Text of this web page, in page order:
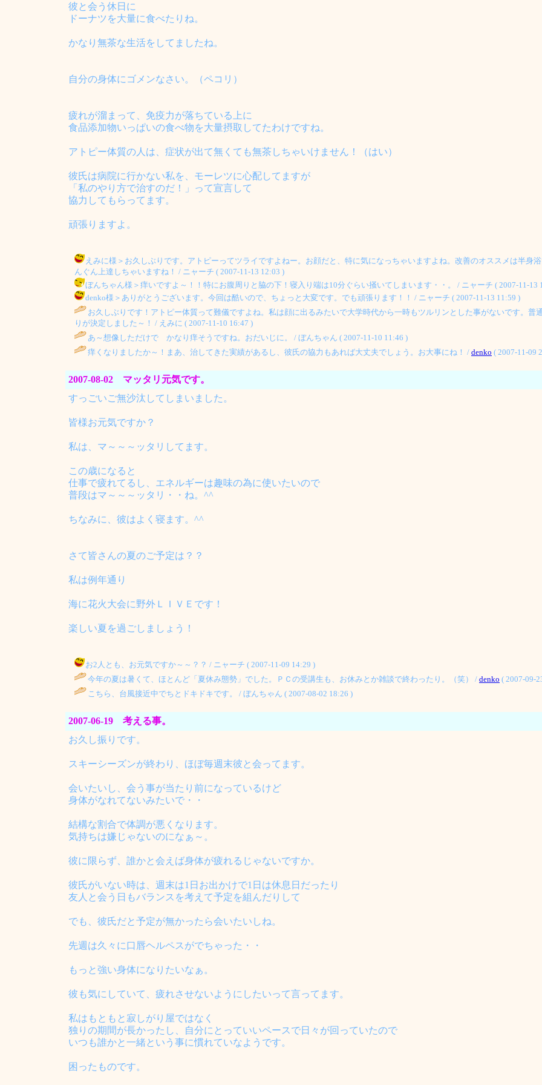
彼と会う休日に
ドーナツを大量に食べたりね。
かなり無茶な生活をしてましたね。
自分の身体にゴメンなさい。（ペコリ）
疲れが溜まって、免疫力が落ちている上に
食品添加物いっぱいの食べ物を大量摂取してたわけですね。
アトピー体質の人は、症状が出て無くても無茶しちゃいけません！（はい）
彼氏は病院に行かない私を、モーレツに心配してますが
「私のやり方で治すのだ！」って宣言して
協力してもらってます。
頑張りますよ。
えみに様＞お久しぶりです。アトピーってツライですよねー。お顔だと、特に気になっちゃいますよね。改善のオススメは半身
んぐん上達しちゃいますね！ / ニャーチ ( 2007-11-13 12:03 )
ぼんちゃん様＞痒いですよ～！！特にお腹周りと脇の下！寝入り端は10分ぐらい掻いてしまいます・・。 / ニャーチ ( 2007-11-13
denko様＞ありがとうございます。今回は酷いので、ちょっと大変です。でも頑張ります！！ / ニャーチ ( 2007-11-13 11:59 )
お久しぶりです！アトピー体質って難儀ですよね。私は顔に出るみたいで大学時代から一時もツルリンとした事がないです。
りが決定しました～！ / えみに ( 2007-11-10 16:47 )
あ～想像しただけで かなり痒そうですね。おだいじに。 / ぼんちゃん ( 2007-11-10 11:46 )
痒くなりましたか～！まあ、治してきた実績があるし、彼氏の協力もあれば大丈夫でしょう。お大事にね！ / denko ( 2007-11-09
2007-08-02 マッタリ元気です。
すっごいご無沙汰してしまいました。
皆様お元気ですか？
私は、マ～～～ッタリしてます。
この歳になると
仕事で疲れてるし、エネルギーは趣味の為に使いたいので
普段はマ～～～ッタリ・・ね。^^
ちなみに、彼はよく寝ます。^^
さて皆さんの夏のご予定は？？
私は例年通り
海に花火大会に野外ＬＩＶＥです！
楽しい夏を過ごしましょう！
お2人とも、お元気ですか～～？？ / ニャーチ ( 2007-11-09 14:29 )
今年の夏は暑くて、ほとんど「夏休み態勢」でした。ＰＣの受講生も、お休みとか雑談で終わったり。（笑） / denko ( 2007-09-
こちら、台風接近中でちとドキドキです。 / ぼんちゃん ( 2007-08-02 18:26 )
2007-06-19 考える事。
お久し振りです。
スキーシーズンが終わり、ほぼ毎週末彼と会ってます。
会いたいし、会う事が当たり前になっているけど
身体がなれてないみたいで・・
結構な割合で体調が悪くなります。
気持ちは嫌じゃないのになぁ～。
彼に限らず、誰かと会えば身体が疲れるじゃないですか。
彼氏がいない時は、週末は1日お出かけで1日は休息日だったり
友人と会う日もバランスを考えて予定を組んだりして
でも、彼氏だと予定が無かったら会いたいしね。
先週は久々に口唇ヘルペスがでちゃった・・
もっと強い身体になりたいなぁ。
彼も気にしていて、疲れさせないようにしたいって言ってます。
私はもともと寂しがり屋ではなく
独りの期間が長かったし、自分にとっていいペースで日々が回っていたので
いつも誰かと一緒という事に慣れていなようです。
困ったものです。